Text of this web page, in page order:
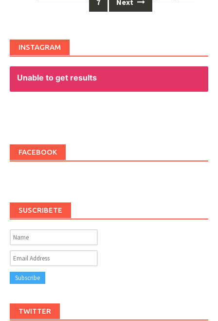
INSTAGRAM
Unable to get results
FACEBOOK
SUSCRIBETE
TWITTER